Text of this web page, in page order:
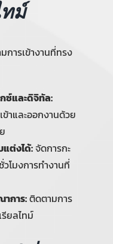
ม์
ารเข้างานที่ทรง
ซ์และดิจิทัล:
าและออกงานด้วย
แต่งได้:จัดการกะ
วโมงการทำงานที่
การ:ติดตามการ
ยลไทม์